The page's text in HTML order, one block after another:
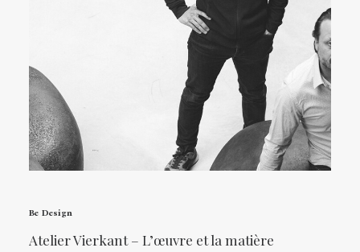
Be Design
Atelier Vierkant – L’œuvre et la matière